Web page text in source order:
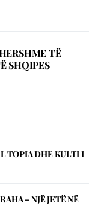
TË
SHQIPES
TOPIA DHE KULTI I
– NJЁ JETЁ NЁ